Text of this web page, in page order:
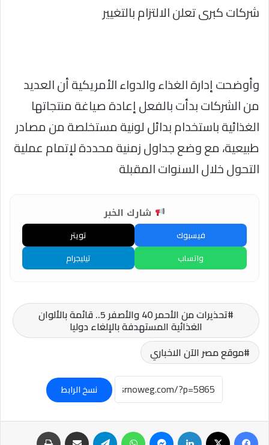
شركات كبرى تعلن الالتزام بالتغيير
وأوضحت إدارة الغذاء والدواء الأمريكية أن العديد
من الشركات بدأت بالفعل إعادة صياغة منتجاتها
الغذائية باستخدام بدائل لونية مستخلصة من مصادر
طبيعية، مع وضع جداول زمنية محددة لإتمام عملية
التحول خلال السنوات المقبلة
شارك الخبر
فيسبوك
تويتر
واتساب
تيليجرام
تحذيرات من الأحمر 40 والأصفر 5.. قائمة بالألوان
الغذائية المستهدفة بالإلغاء دوليا
موقع مصر الآن الاخباري
نسخ الرابط
فيسبوك لينكدإن ماسنجر واتساب تيلقرام مشاركة عبر البريد